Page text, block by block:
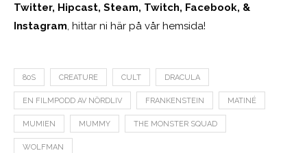
Twitter, Hipcast, Steam, Twitch, Facebook, &
Instagram, hittar ni här på vår hemsida!
80S CREATURE CULT DRACULA
EN FILMPODD AV NÖRDLIV FRANKENSTEIN MATINÉ
MUMIEN MUMMY THE MONSTER SQUAD
WOLFMAN